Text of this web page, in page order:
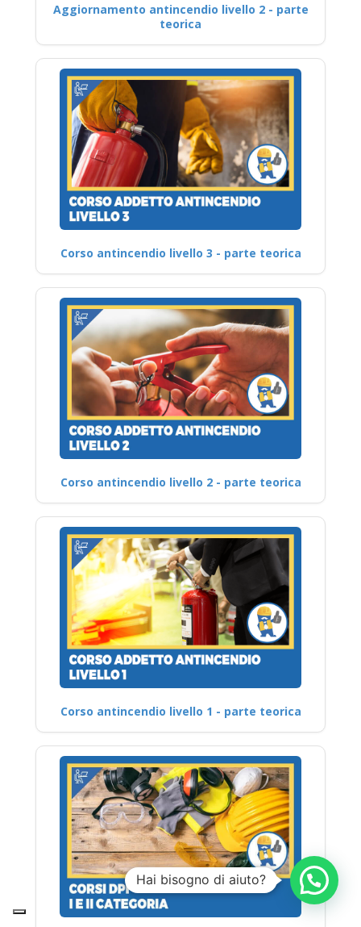
Aggiornamento antincendio livello 2 - parte
teorica
Corso antincendio livello 3 - parte teorica
Corso antincendio livello 2 - parte teorica
Corso antincendio livello 1 - parte teorica
Hai bisogno di aiuto?